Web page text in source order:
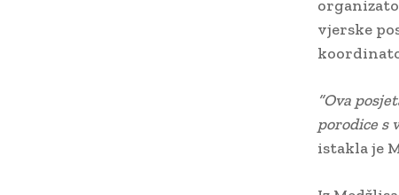
vjerske
“Ova
porodice s
istakla je